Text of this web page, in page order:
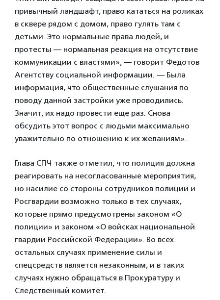
привычный ландшафт, право кататься на роликах
в сквере рядом с домом, право гулять там с
детьми. Это нормальные права людей, и
протесты — нормальная реакция на отсутствие
коммуникации с властями», — говорит Федотов
Агентству социальной информации. — Была
информация, что общественные слушания по
поводу данной застройки уже проводились.
Значит, их надо провести еще раз. Снова
обсудить этот вопрос с людьми максимально
уважительно по отношению к их желаниям».
Глава СПЧ также отметил, что полиция должна
реагировать на несогласованные мероприятия,
но насилие со стороны сотрудников полиции и
Росгвардии возможно только в тех случаях,
которые прямо предусмотрены законом «О
полиции» и законом «О войсках национальной
гвардии Российской Федерации». Во всех
остальных случаях применение силы и
спецсредств является незаконным, и в таких
случаях нужно обращаться в Прокуратуру и
Следственный комитет.